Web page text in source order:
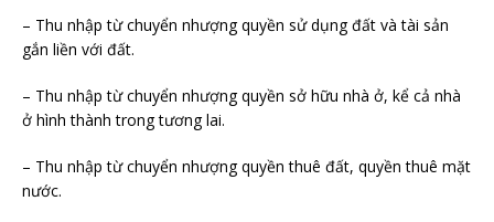
– Thu nhập từ chuyển nhượng quyền sử dụng đất và tài sản
gắn liền với đất.
– Thu nhập từ chuyển nhượng quyền sở hữu nhà ở, kể cả nhà
ở hình thành trong tương lai.
– Thu nhập từ chuyển nhượng quyền thuê đất, quyền thuê mặt
nước.